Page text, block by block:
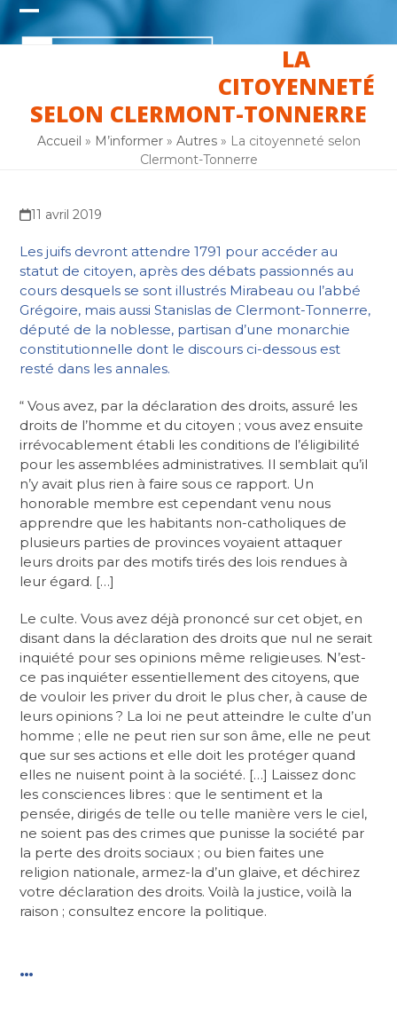
Skip
content
Open
Close
LA
CITOYENNETÉ
SELON CLERMONT-TONNERRE
Accueil » M’informer» Autres» La citoyenneté selon
Clermont-Tonnerre
11 avril 2019
Les juifs devront attendre 1791 pour accéder au
statut de citoyen, après des débats passionnés au
cours desquels se sont illustrés Mirabeau ou l’abbé
Grégoire, mais aussi Stanislas de Clermont-Tonnerre,
député de la noblesse, partisan d’une monarchie
constitutionnelle dont le discours ci-dessous est
resté dans les annales.
“ Vous avez, par la déclaration des droits, assuré les
droits de l’homme et du citoyen ; vous avez ensuite
irrévocablement établi les conditions de l’éligibilité
pour les assemblées administratives. Il semblait qu’il
n’y avait plus rien à faire sous ce rapport. Un
honorable membre est cependant venu nous
apprendre que les habitants non-catholiques de
plusieurs parties de provinces voyaient attaquer
leurs droits par des motifs tirés des lois rendues à
leur égard. […]
Le culte. Vous avez déjà prononcé sur cet objet, en
disant dans la déclaration des droits que nul ne serait
inquiété pour ses opinions même religieuses. N’est-
ce pas inquiéter essentiellement des citoyens, que
de vouloir les priver du droit le plus cher, à cause de
leurs opinions ? La loi ne peut atteindre le culte d’un
homme ; elle ne peut rien sur son âme, elle ne peut
que sur ses actions et elle doit les protéger quand
elles ne nuisent point à la société. […] Laissez donc
les consciences libres : que le sentiment et la
pensée, dirigés de telle ou telle manière vers le ciel,
ne soient pas des crimes que punisse la société par
la perte des droits sociaux ; ou bien faites une
religion nationale, armez-la d’un glaive, et déchirez
votre déclaration des droits. Voilà la justice, voilà la
raison ; consultez encore la politique.
…